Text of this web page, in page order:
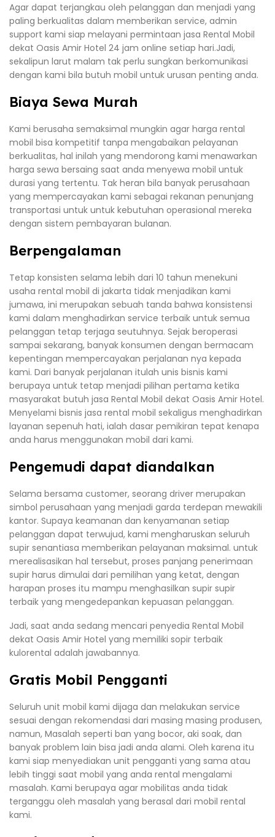
Agar dapat terjangkau oleh pelanggan dan menjadi yang
paling berkualitas dalam memberikan service, admin
support kami siap melayani permintaan jasa Rental Mobil
dekat Oasis Amir Hotel 24 jam online setiap hari.Jadi,
sekalipun larut malam tak perlu sungkan berkomunikasi
dengan kami bila butuh mobil untuk urusan penting anda.
Biaya Sewa Murah
Kami berusaha semaksimal mungkin agar harga rental
mobil bisa kompetitif tanpa mengabaikan pelayanan
berkualitas, hal inilah yang mendorong kami menawarkan
harga sewa bersaing saat anda menyewa mobil untuk
durasi yang tertentu. Tak heran bila banyak perusahaan
yang mempercayakan kami sebagai rekanan penunjang
transportasi untuk untuk kebutuhan operasional mereka
dengan sistem pembayaran bulanan.
Berpengalaman
Tetap konsisten selama lebih dari 10 tahun menekuni
usaha rental mobil di jakarta tidak menjadikan kami
jumawa, ini merupakan sebuah tanda bahwa konsistensi
kami dalam menghadirkan service terbaik untuk semua
pelanggan tetap terjaga seutuhnya. Sejak beroperasi
sampai sekarang, banyak konsumen dengan bermacam
kepentingan mempercayakan perjalanan nya kepada
kami. Dari banyak perjalanan itulah unis bisnis kami
berupaya untuk tetap menjadi pilihan pertama ketika
masyarakat butuh jasa Rental Mobil dekat Oasis Amir Hotel.
Menyelami bisnis jasa rental mobil sekaligus menghadirkan
layanan sepenuh hati, ialah dasar pemikiran tepat kenapa
anda harus menggunakan mobil dari kami.
Pengemudi dapat diandalkan
Selama bersama customer, seorang driver merupakan
simbol perusahaan yang menjadi garda terdepan mewakili
kantor. Supaya keamanan dan kenyamanan setiap
pelanggan dapat terwujud, kami mengharuskan seluruh
supir senantiasa memberikan pelayanan maksimal. untuk
merealisasikan hal tersebut, proses panjang penerimaan
supir harus dimulai dari pemilihan yang ketat, dengan
harapan proses itu mampu menghasilkan supir supir
terbaik yang mengedepankan kepuasan pelanggan.
Jadi, saat anda sedang mencari penyedia Rental Mobil
dekat Oasis Amir Hotel yang memiliki sopir terbaik
kulorental adalah jawabannya.
Gratis Mobil Pengganti
Seluruh unit mobil kami dijaga dan melakukan service
sesuai dengan rekomendasi dari masing masing produsen,
namun, Masalah seperti ban yang bocor, aki soak, dan
banyak problem lain bisa jadi anda alami. Oleh karena itu
kami siap menyediakan unit pengganti yang sama atau
lebih tinggi saat mobil yang anda rental mengalami
masalah. Kami berupaya agar mobilitas anda tidak
terganggu oleh masalah yang berasal dari mobil rental
kami.